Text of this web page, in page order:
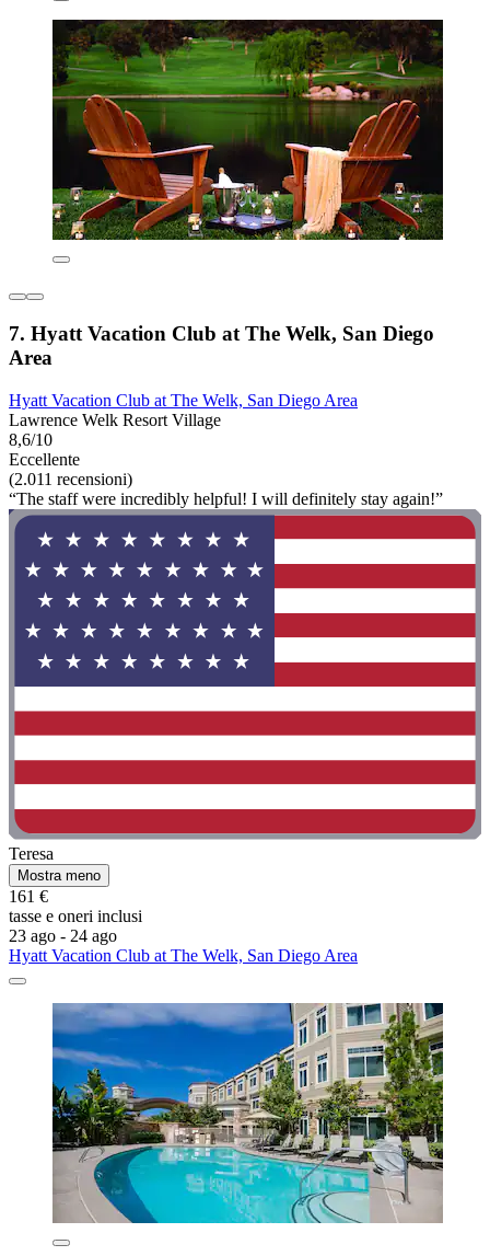
7. Hyatt Vacation Club at The Welk, San Diego
Area
Hyatt Vacation Club at The Welk, San Diego Area
Lawrence Welk Resort Village
8,6/10
Eccellente
(2.011 recensioni)
“The staff were incredibly helpful! I will definitely stay again!”
Teresa
Mostra meno
161 €
tasse e oneri inclusi
23 ago - 24 ago
Hyatt Vacation Club at The Welk, San Diego Area